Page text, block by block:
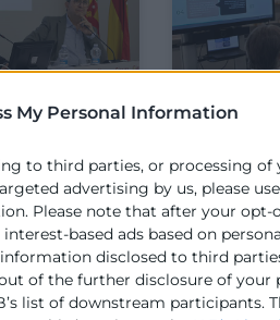
My Personal Information
to third parties, or processing of
advertising by us, please
Please note that after your opt-
based ads based on
disclosed to third
of the further disclosure of your
list of downstream participants.
de